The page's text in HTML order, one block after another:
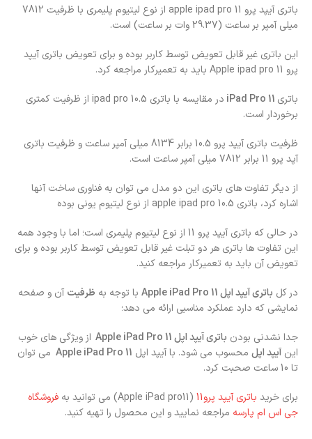
باتری آیپد پرو 11 apple ipad pro از نوع لیتیوم پلیمری با ظرفیت 7812
میلی آمپر بر ساعت (29.37 وات بر ساعت) است.
این باتری غیر قابل تعویض توسط کاربر بوده و برای تعویض باتری آیپد
پرو 11 Apple ipad pro باید به تعمیرکار مراجعه کرد.
باتری
در مقایسه با باتری ipad pro 10.5 از ظرفیت کمتری
برخوردار است.
ظرفیت باتری آیپد پرو 10.5 برابر 8134 میلی آمپر ساعت و ظرفیت باتری
آپد پرو 11 برابر 7812 میلی آمپر ساعت است.
از دیگر تفاوت های باتری این دو مدل می توان به فناوری ساخت آنها
اشاره کرد، باتری apple ipad pro 10.5 از نوع لیتیوم یونی بوده
در حالی که باتری آیپد پرو 11 از نوع لیتیوم پلیمری است؛ اما با وجود همه
این تفاوت ها باتری هر دو تبلت غیر قابل تعویض توسط کاربر بوده و برای
تعویض آن باید به تعمیرکار مراجعه کنید.
در کل باتری آیپد اپل Apple iPad Pro 11 با توجه به ظرفیت آن و صفحه
نمایشی که دارد عملکرد مناسبی ارائه می دهد؛
جدا نشدنی بودن باتری آیپد اپل Apple iPad Pro 11
از ویژگی های خوب
این آیپد اپل محسوب می شود. با آیپد اپل Apple iPad Pro 11
می توان
تا 10 ساعت صحبت کرد.
برای خرید باتری آیپد پرو11 (Apple iPad pro11) می توانید به
فروشگاه
جی اس ام پارسه مراجعه نمایید و این محصول را تهیه کنید.